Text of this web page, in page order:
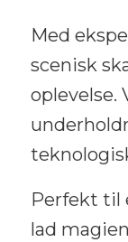
Med
scenisk
oplevelse.
Perfekt til
lad